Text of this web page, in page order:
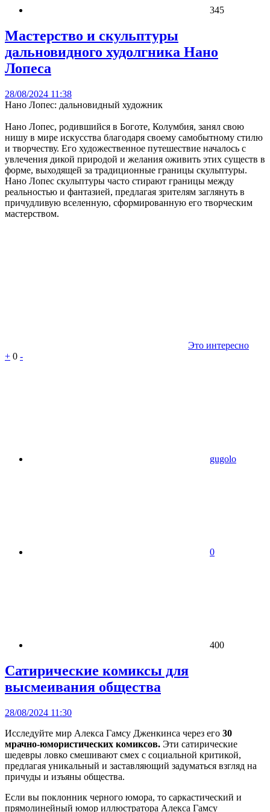
345
Мастерство и скульптуры
дальновидного худолгника Нано
Лопеса
28/08/2024 11:38
Нано Лопес: дальновидный художник
Нано Лопес, родившийся в Боготе, Колумбия, занял свою
нишу в мире искусства благодаря своему самобытному стилю
и творчеству. Его художественное путешествие началось с
увлечения дикой природой и желания оживить этих существ в
форме, выходящей за традиционные границы скульптуры.
Нано Лопес скульптуры часто стирают границы между
реальностью и фантазией, предлагая зрителям заглянуть в
причудливую вселенную, сформированную его творческим
мастерством.
Это интересно
+ 0 -
gugolo
0
400
Сатирические комиксы для
высмеивания общества
28/08/2024 11:30
Исследуйте мир Алекса Гамсу Дженкинса через его 30
мрачно-юмористических комиксов. Эти сатирические
шедевры ловко смешивают смех с социальной критикой,
предлагая уникальный и заставляющий задуматься взгляд на
причуды и изъяны общества.
Если вы поклонник черного юмора, то саркастический и
прямолинейный юмор иллюстратора Алекса Гамсу